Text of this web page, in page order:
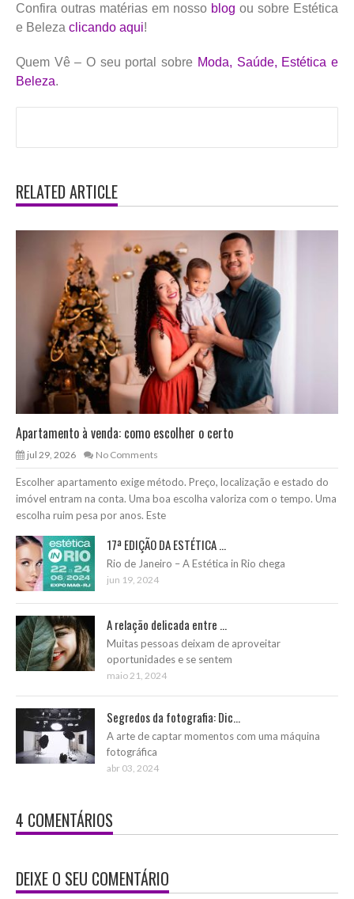
Confira outras matérias em nosso blog ou sobre Estética
e Beleza clicando aqui!
Quem Vê – O seu portal sobre Moda, Saúde, Estética e
Beleza.
RELATED ARTICLE
Apartamento à venda: como escolher o certo
jul 29, 2026 No Comments
Escolher apartamento exige método. Preço, localização e estado do
imóvel entram na conta. Uma boa escolha valoriza com o tempo. Uma
escolha ruim pesa por anos. Este
17ª EDIÇÃO DA ESTÉTICA ...
Rio de Janeiro – A Estética in Rio chega
jun 19, 2024
A relação delicada entre ...
Muitas pessoas deixam de aproveitar
oportunidades e se sentem
maio 21, 2024
Segredos da fotografia: Dic...
A arte de captar momentos com uma máquina
fotográfica
abr 03, 2024
4 COMENTÁRIOS
DEIXE O SEU COMENTÁRIO